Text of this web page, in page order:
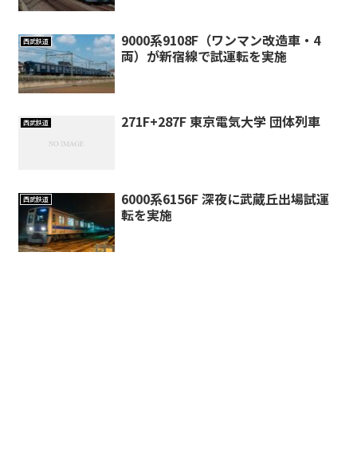
西武鉄道
9000系9108F（ワンマン改造車・4
両）が新宿線で試運転を実施
西武鉄道 271F+287F 東京電気大学 団体列車
西武鉄道
6000系6156F 深夜に武蔵丘出場試運
転を実施